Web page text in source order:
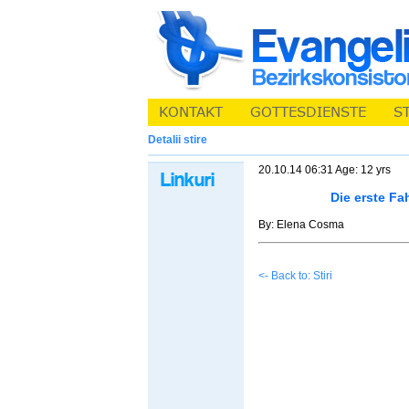
Detalii stire
20.10.14 06:31 Age: 12 yrs
Die erste
By: Elena Cosma
<- Back to: Stiri